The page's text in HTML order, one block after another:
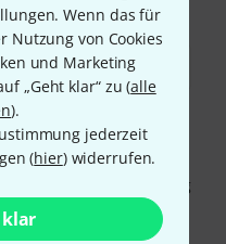
Wenn das für
Nutzung von Cookies
und Marketing
„Geht klar“ zu (alle
).
jederzeit
(hier) widerrufen.
klar
per Vorkasse, PayPal,
Klarna Ratenzahlung